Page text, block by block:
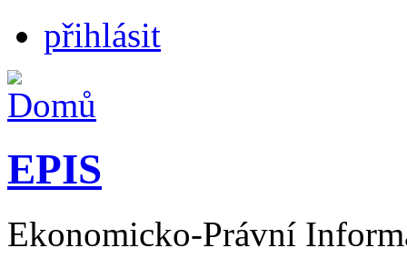
přihlásit
EPIS
Ekonomicko-Právní